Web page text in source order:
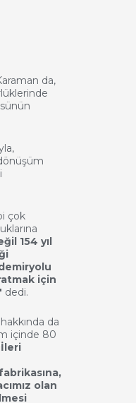
da,
çok
154 yıl
için
dedi.
da
içinde 80
İleri
olan